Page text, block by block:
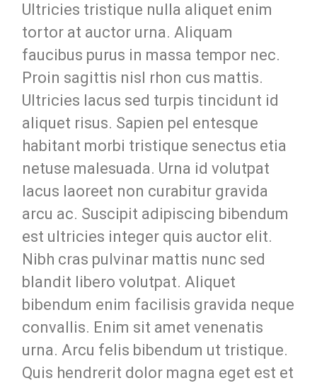
Ultricies tristique nulla aliquet enim
tortor at auctor urna. Aliquam
faucibus purus in massa tempor nec.
Proin sagittis nisl rhon cus mattis.
Ultricies lacus sed turpis tincidunt id
aliquet risus. Sapien pel entesque
habitant morbi tristique senectus etia
netuse malesuada. Urna id volutpat
lacus laoreet non curabitur gravida
arcu ac. Suscipit adipiscing bibendum
est ultricies integer quis auctor elit.
Nibh cras pulvinar mattis nunc sed
blandit libero volutpat. Aliquet
bibendum enim facilisis gravida neque
convallis. Enim sit amet venenatis
urna. Arcu felis bibendum ut tristique.
Quis hendrerit dolor magna eget est et